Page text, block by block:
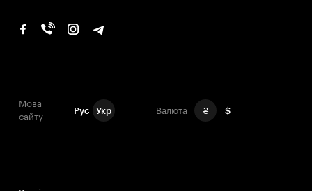
Мова
сайту
Рус Укр Валюта ₴ $